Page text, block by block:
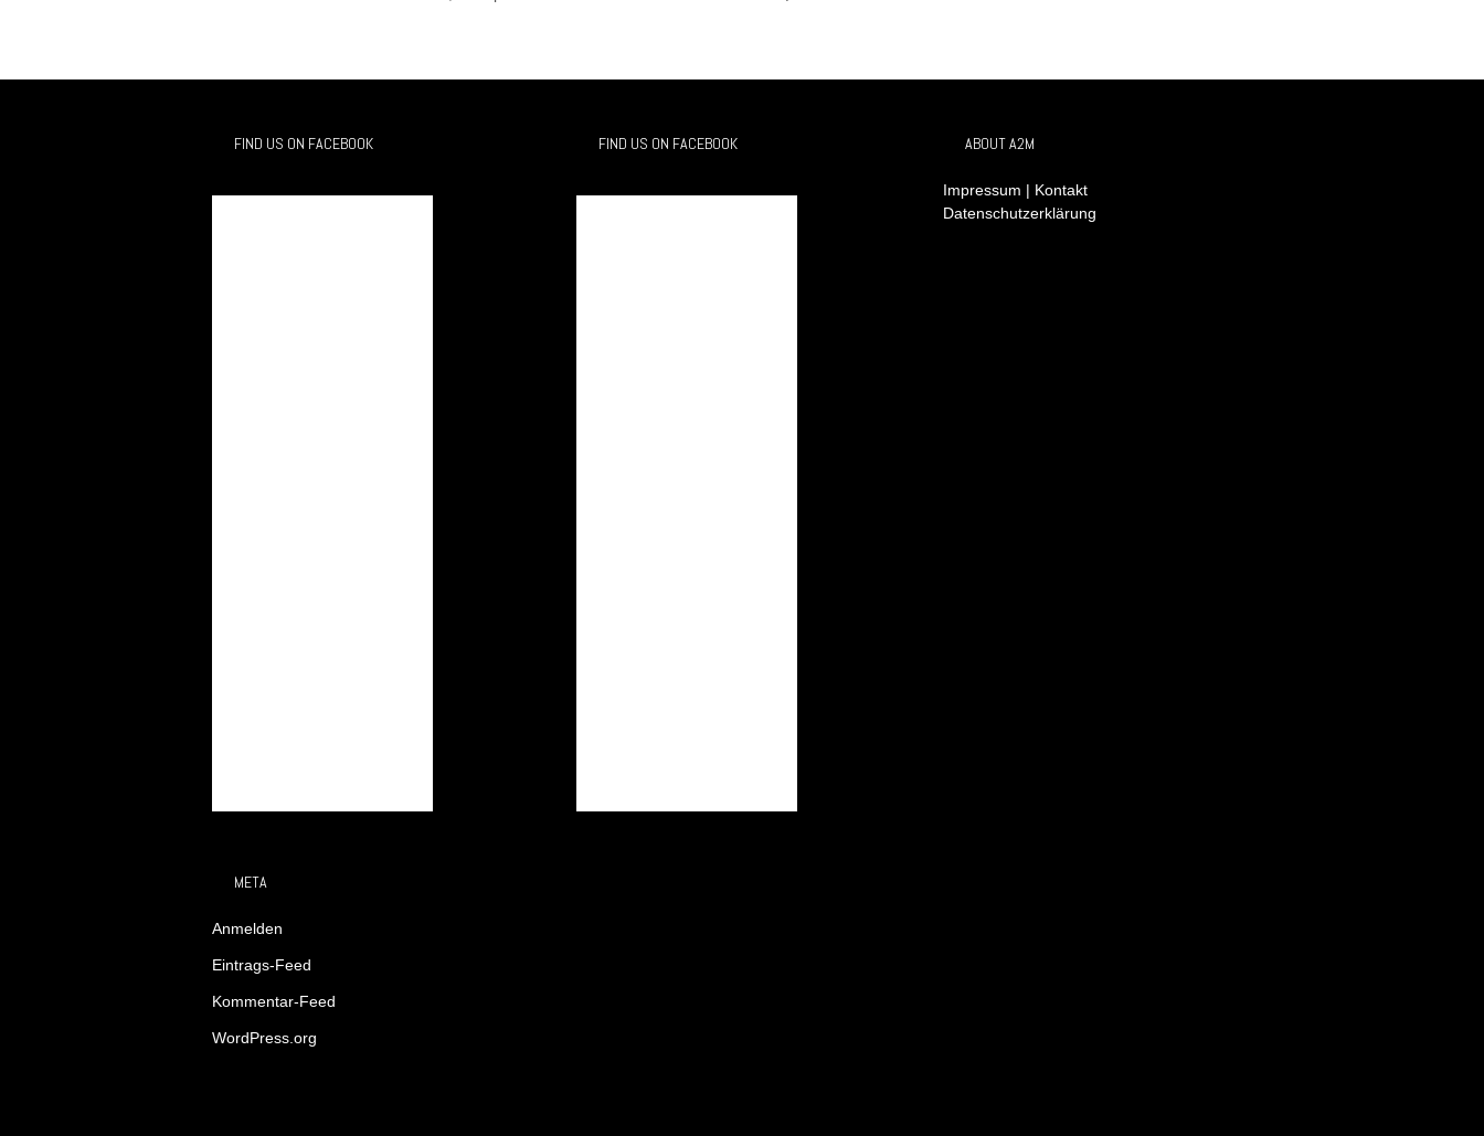
FIND US ON FACEBOOK FIND US ON FACEBOOK ABOUT A2M
Impressum | Kontakt
Datenschutzerklärung
META
Anmelden
Eintrags-Feed
Kommentar-Feed
WordPress.org